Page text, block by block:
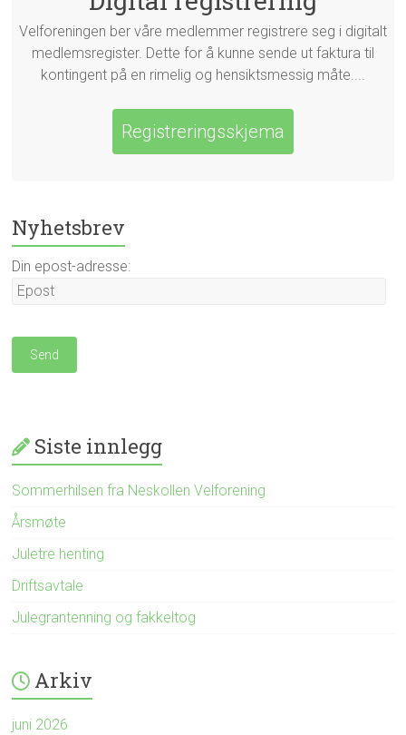
Velforeningen ber våre medlemmer registrere seg i digitalt
medlemsregister. Dette for å kunne sende ut faktura til
kontingent på en rimelig og hensiktsmessig måte....
Registreringsskjema
Nyhetsbrev
Din epost-adresse:
Siste innlegg
Sommerhilsen fra Neskollen Velforening
Årsmøte
Juletre henting
Driftsavtale
Julegrantenning og fakkeltog
Arkiv
juni 2026